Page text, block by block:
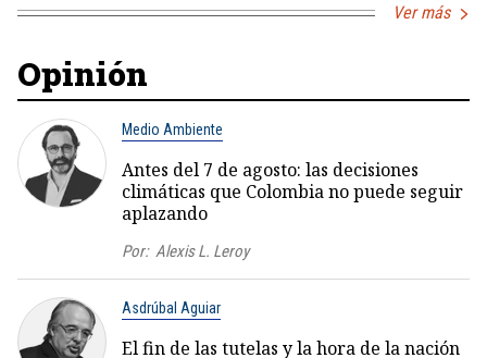
Ver más
Opinión
Medio Ambiente
Antes del 7 de agosto: las decisiones
climáticas que Colombia no puede seguir
aplazando
Por: Alexis L. Leroy
Asdrúbal Aguiar
El fin de las tutelas y la hora de la nación